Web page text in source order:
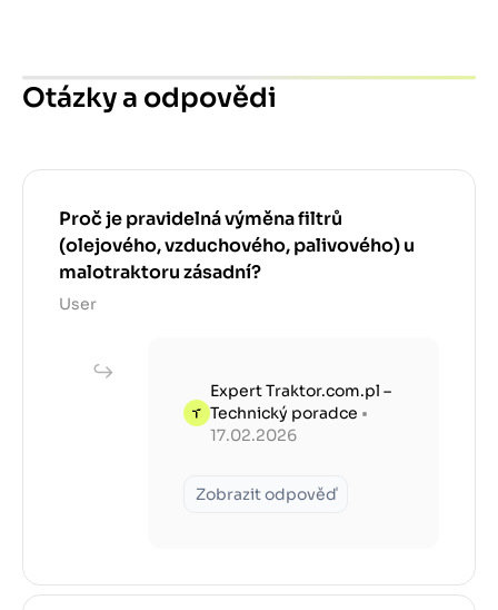
Otázky a odpovědi
Proč je pravidelná výměna filtrů
(olejového, vzduchového, palivového) u
malotraktoru zásadní?
User
Expert Traktor.com.pl –
Technický poradce •
17.02.2026
Zobrazit odpověď